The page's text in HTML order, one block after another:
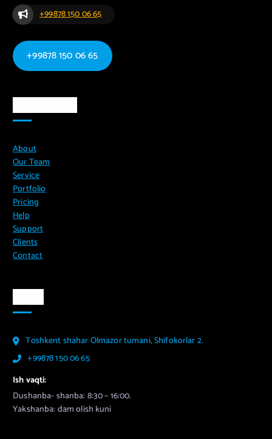
+99878 150 06 65
+99878 150 06 65
About
Our Team
Service
Portfolio
Pricing
Help
Support
Clients
Contact
Toshkent shahar Olmazor tumani, Shifokorlar 2.
+99878 150 06 65
Ish vaqti:
Dushanba- shanba: 8:30 – 16:00.
Yakshanba: dam olish kuni